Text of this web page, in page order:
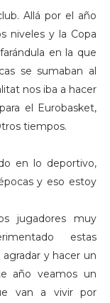
Allá por el año
niveles y la Copa
en la que
se sumaban al
nos iba a hacer
el Eurobasket,
tiempos.
en lo deportivo,
y eso estoy
jugadores muy
estas
y hacer un
año veamos un
van a vivir por